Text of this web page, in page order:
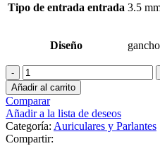
Tipo de entrada entrada 3.5
Diseño
Auricular
Stereo
Earhook,
enganche
con
micrófono
cantidad
Añadir al carrito
Comparar
Añadir a la lista de deseos
Categoría: Auriculares y Parlantes
Compartir: